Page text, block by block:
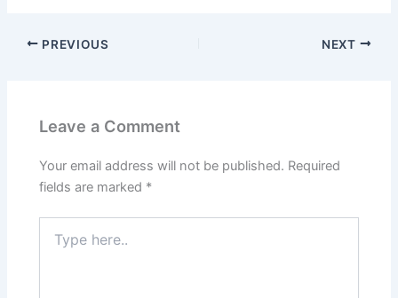
PREVIOUS NEXT
Leave a Comment
Your email address will not be published. Required
fields are marked *
here..